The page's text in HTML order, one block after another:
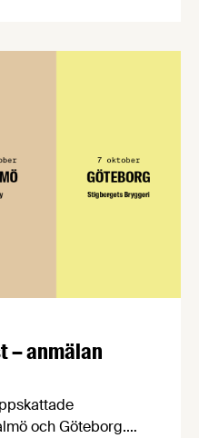
– anmälan
och Göteborg.